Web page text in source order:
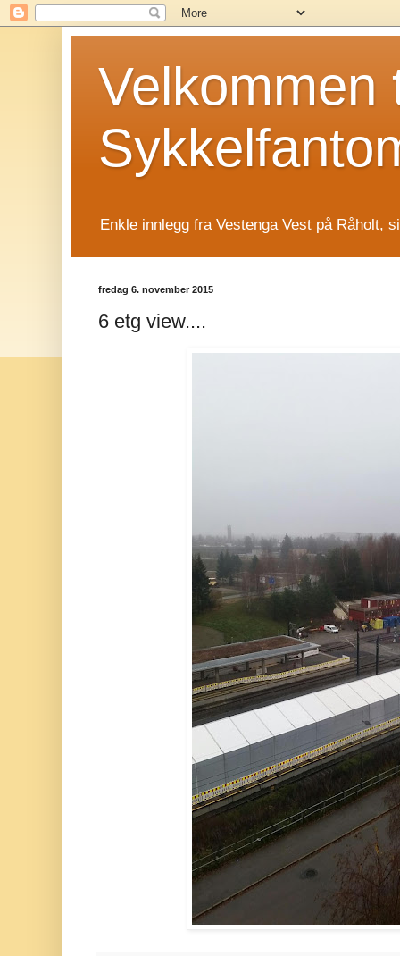
Velkommen
Enkle innlegg fra Vestenga Vest på Råholt,
fredag 6. november 2015
6 etg view....